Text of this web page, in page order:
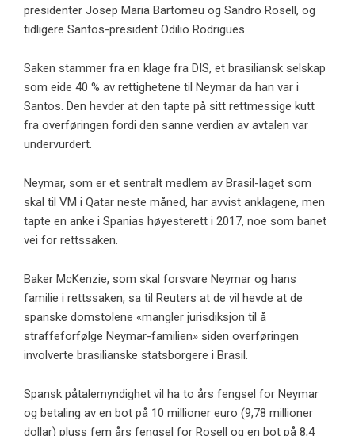
presidenter Josep Maria Bartomeu og Sandro Rosell, og
tidligere Santos-president Odilio Rodrigues.
Saken stammer fra en klage fra DIS, et brasiliansk selskap
som eide 40 % av rettighetene til Neymar da han var i
Santos. Den hevder at den tapte på sitt rettmessige kutt
fra overføringen fordi den sanne verdien av avtalen var
undervurdert.
Neymar, som er et sentralt medlem av Brasil-laget som
skal til VM i Qatar neste måned, har avvist anklagene, men
tapte en anke i Spanias høyesterett i 2017, noe som banet
vei for rettssaken.
Baker McKenzie, som skal forsvare Neymar og hans
familie i rettssaken, sa til Reuters at de vil hevde at de
spanske domstolene «mangler jurisdiksjon til å
straffeforfølge Neymar-familien» siden overføringen
involverte brasilianske statsborgere i Brasil.
Spansk påtalemyndighet vil ha to års fengsel for Neymar
og betaling av en bot på 10 millioner euro (9,78 millioner
dollar) pluss fem års fengsel for Rosell og en bot på 8,4